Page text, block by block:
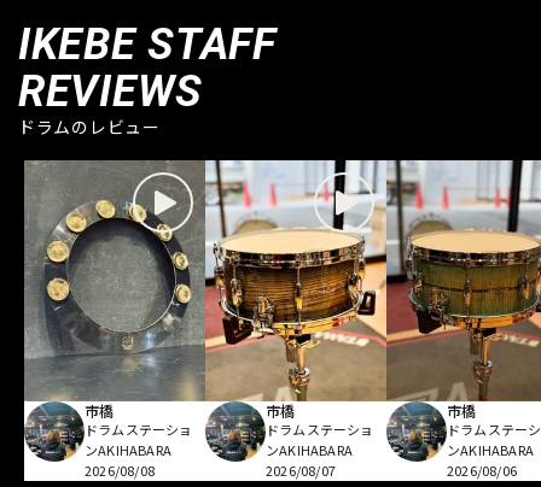
IKEBE STAFF
REVIEWS
ドラムのレビュー
市橋
ドラムステーショ
ンAKIHABARA
2026/08/08
市橋
ドラムステーショ
ンAKIHABARA
2026/08/07
市橋
ドラムステー
ンAKIHABARA
2026/08/06